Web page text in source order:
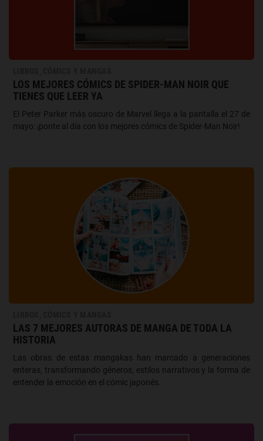
LOS MEJORES CÓMICS DE SPIDER-MAN NOIR QUE
TIENES QUE LEER YA
El Peter Parker más oscuro de Marvel llega a la pantalla el 27 de
mayo: ¡ponte al día con los mejores cómics de Spider-Man Noir!
LAS 7 MEJORES AUTORAS DE MANGA DE TODA LA
HISTORIA
Las obras de estas mangakas han marcado a generaciones
enteras, transformando géneros, estilos narrativos y la forma de
entender la emoción en el cómic japonés.